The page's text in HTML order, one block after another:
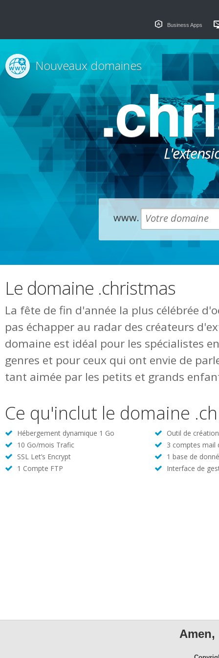
Business Apps
Nouveaux domaines
www.
Le domaine .christmas
La fête de fin d'année la plus célébrée
pas échapper au radar des créateurs
domaine est idéal pour les spécialistes
genres et pour ceux qui ont envie de
tant aimée par les petits et grands
Ce qu'inclut le domaine
Hébergement dynamique 1 Go
Outil de
10 Go/mois Trafic
3 comptes mail
SSL Let’s Encrypt
1 base de
1 Compte FTP
Interface de